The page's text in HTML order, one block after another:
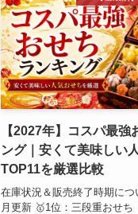
【2027年】コスパ最強
ング｜安くて美味しい
TOP11を厳選比較
在庫状況＆販売終了時期に
月更新 🥇1位：三段重おせち